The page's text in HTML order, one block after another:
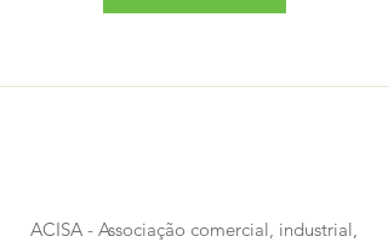
ACISA - Associação comercial, industrial,